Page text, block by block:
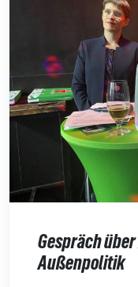
Gespräch
Außenpolitik